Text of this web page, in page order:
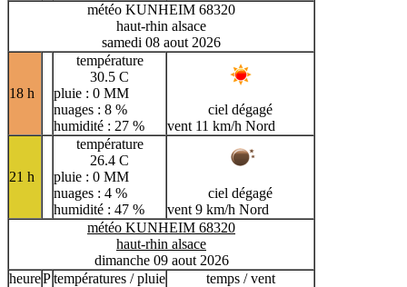
météo KUNHEIM 68320
haut-rhin alsace
samedi 08 aout 2026
18 h
température
30.5 C
pluie : 0 MM
nuages : 8 %
humidité : 27 %
ciel dégagé
vent 11 km/h Nord
21 h
température
26.4 C
pluie : 0 MM
nuages : 4 %
humidité : 47 %
ciel dégagé
vent 9 km/h Nord
météo KUNHEIM 68320
haut-rhin alsace
dimanche 09 aout 2026
heurePtempératures / pluie temps / vent